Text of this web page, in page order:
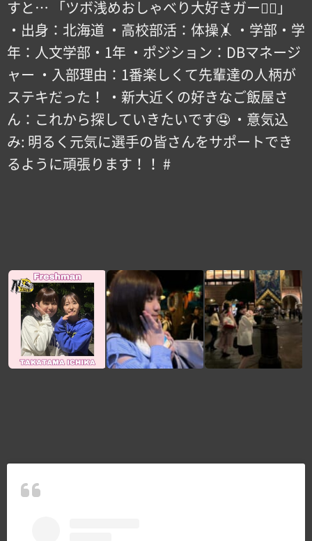
すと… 「ツボ浅めおしゃべり大好きガール🏻」
・出身：北海道 ・高校部活：体操🤸 ・学部・学
年：人文学部・1年 ・ポジション：DBマネージ
ャー ・入部理由：1番楽しくて先輩達の人柄が
ステキだった！ ・新大近くの好きなご飯屋さ
ん：これから探していきたいです🤤 ・意気込
み: 明るく元気に選手の皆さんをサポートでき
るように頑張ります！！ #